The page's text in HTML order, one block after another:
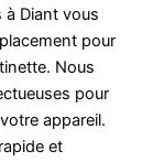
à Diant vous
pour
Nous
pour
appareil.
et